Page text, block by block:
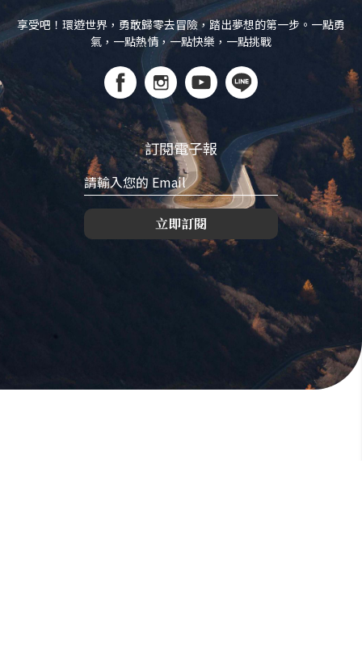
享受吧！環遊世界，勇敢歸零去冒險，踏出夢想的第一步。一點勇
氣，一點熱情，一點快樂，一點挑戰
訂閱電子報
立即訂閱